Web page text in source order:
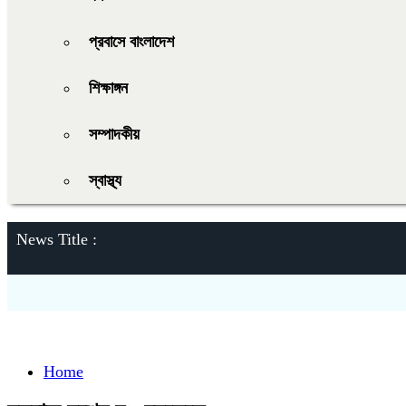
প্রবাসে বাংলাদেশ
শিক্ষাঙ্গন
সম্পাদকীয়
স্বাস্থ্য
News Title :
Home